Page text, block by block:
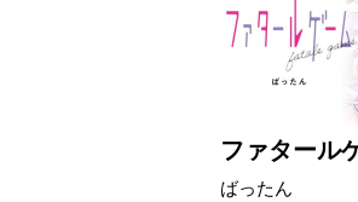
ファタール
ばったん